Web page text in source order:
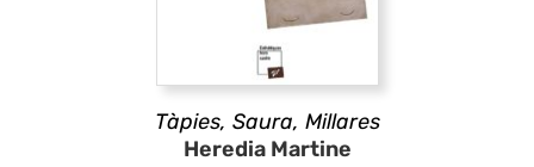
Tàpies, Saura, Millares
Heredia Martine